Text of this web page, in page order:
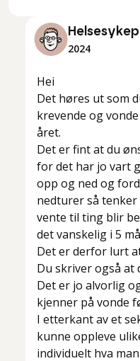
2024
Hei
Det høres ut som
krevende og
året.
Det er fint at du
for det har jo vart
opp og ned og
nedturer så tenker
vente til ting blir
det vanskelig i 5
Det er derfor lurt
Du skriver også
Det er jo alvorlig
kjenner på vonde
I etterkant av et
kunne oppleve
individuelt hva